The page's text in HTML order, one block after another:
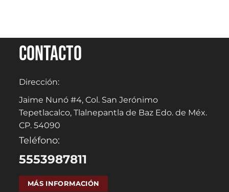
Contacto
Dirección:
Jaime Nunó #4, Col. San Jerónimo
Tepetlacalco, Tlalnepantla de Baz Edo. de Méx.
CP. 54090
Teléfono:
5553987811
MÁS INFORMACIÓN